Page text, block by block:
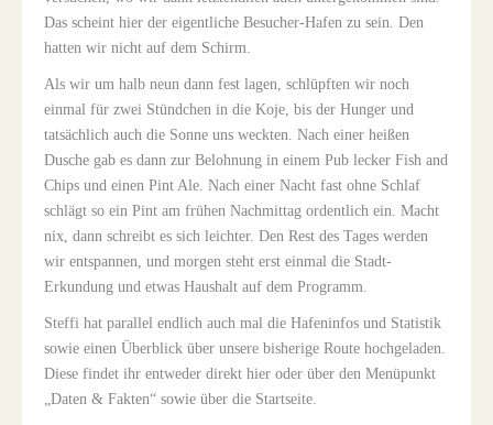
Das scheint hier der eigentliche Besucher-Hafen zu sein. Den
hatten wir nicht auf dem Schirm.
Als wir um halb neun dann fest lagen, schlüpften wir noch
einmal für zwei Stündchen in die Koje, bis der Hunger und
tatsächlich auch die Sonne uns weckten. Nach einer heißen
Dusche gab es dann zur Belohnung in einem Pub lecker Fish and
Chips und einen Pint Ale. Nach einer Nacht fast ohne Schlaf
schlägt so ein Pint am frühen Nachmittag ordentlich ein. Macht
nix, dann schreibt es sich leichter. Den Rest des Tages werden
wir entspannen, und morgen steht erst einmal die Stadt-
Erkundung und etwas Haushalt auf dem Programm.
Steffi hat parallel endlich auch mal die Hafeninfos und Statistik
sowie einen Überblick über unsere bisherige Route hochgeladen.
Diese findet ihr entweder direkt hier oder über den Menüpunkt
„Daten & Fakten“ sowie über die Startseite.